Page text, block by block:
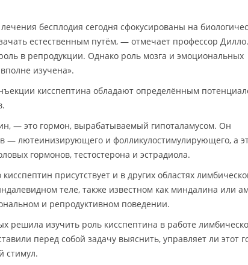
бесплодия сегодня сфокусированы на
естественным путём, — отмечает профессор
в репродукции. Однако роль мозга и эмоциональных
изучена».
кисспептина обладают определённым
— это гормон, вырабатываемый гипоталамусом. Он
— лютеинизирующего и фолликулостимулирующего, а
гормонов, тестостерона и эстрадиола.
присутствует и в других областях
теле, также известном как миндалина или
и репродуктивном поведении.
решила изучить роль кисспептина в работе
перед собой задачу выяснить, управляет ли этот
стимул.